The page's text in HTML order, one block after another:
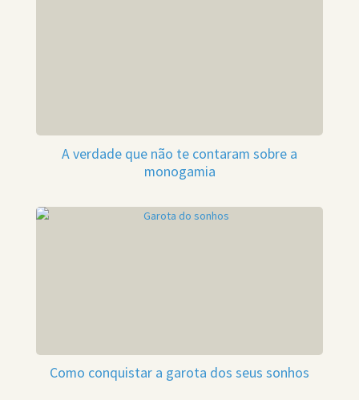
A verdade que não te contaram sobre a
monogamia
Como conquistar a garota dos seus sonhos